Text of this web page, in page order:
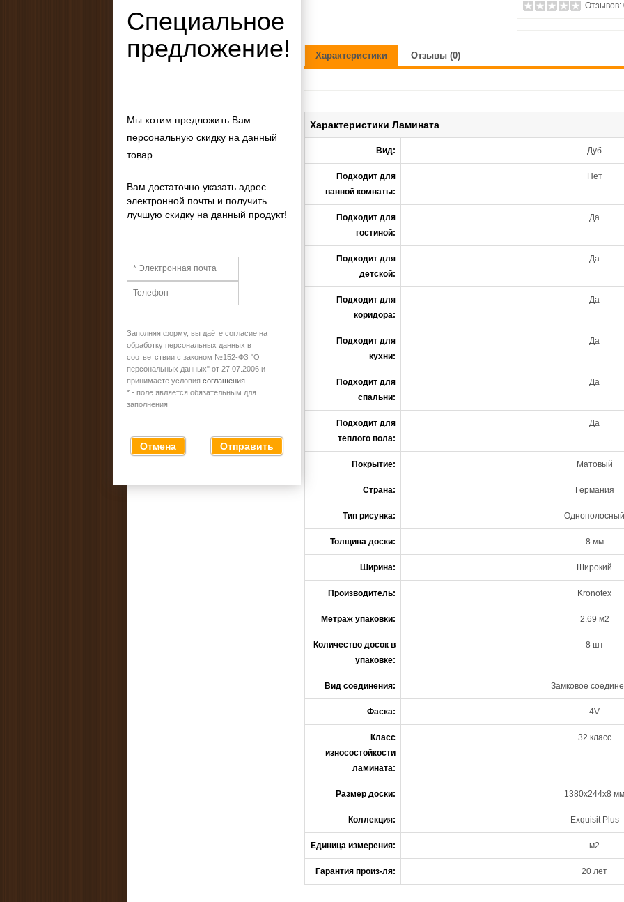
Отзывов:
Характеристики Отзывы (0)
Характеристики Ламината
Вид: Дуб
Подходит для
ванной комнаты:
Нет
Подходит для
гостиной:
Да
Подходит для
детской:
Да
Подходит для
коридора:
Да
Подходит для
кухни:
Да
Подходит для
спальни:
Да
Подходит для
теплого пола:
Да
Покрытие: Матовый
Страна: Германия
Тип рисунка: Однополосный
Толщина доски: 8 мм
Ширина: Широкий
Производитель: Kronotex
Метраж упаковки: 2.69 м2
Количество досок в
упаковке:
8 шт
Вид соединения: Замковое
Фаска: 4V
Класс
износостойкости
ламината:
32 класс
Размер доски: 1380х244х8 мм
Коллекция: Exquisit Plus
Единица измерения: м2
Гарантия произ-ля: 20 лет
Специальное
предложение!
Мы хотим предложить Вам
персональную скидку на данный
товар.
Вам достаточно указать адрес
электронной почты и получить
лучшую скидку на данный продукт!
Заполняя форму, вы даёте согласие на
обработку персональных данных в
соответствии с законом №152-ФЗ "О
персональных данных" от 27.07.2006 и
принимаете условия соглашения
* - поле является обязательным для
заполнения
Отмена Отправить